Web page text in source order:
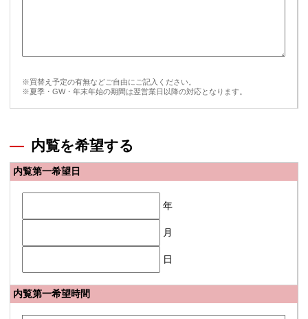
※買替え予定の有無などご自由にご記入ください。
※夏季・GW・年末年始の期間は翌営業日以降の対応となります。
内覧を希望する
内覧第一希望日
年
月
日
内覧第一希望時間